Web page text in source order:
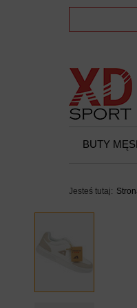
BUTY
Jesteś tutaj: